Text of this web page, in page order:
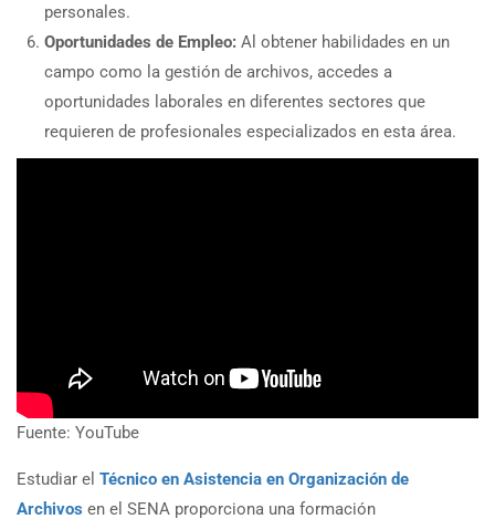
personales.
Oportunidades de Empleo: Al obtener habilidades en un
campo como la gestión de archivos, accedes a
oportunidades laborales en diferentes sectores que
requieren de profesionales especializados en esta área.
Fuente: YouTube
Estudiar el Técnico en Asistencia en Organización de
Archivos en el SENA proporciona una formación